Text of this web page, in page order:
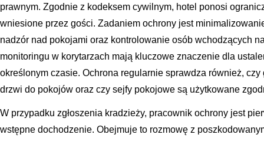
prawnym. Zgodnie z kodeksem cywilnym, hotel ponosi
wniesione przez gości. Zadaniem ochrony jest
nadzór nad pokojami oraz kontrolowanie osób wchodzących
monitoringu w korytarzach mają kluczowe znaczenie dla
określonym czasie. Ochrona regularnie sprawdza również,
drzwi do pokojów oraz czy sejfy pokojowe są użytkowane
W przypadku zgłoszenia kradzieży, pracownik ochrony jest
wstępne dochodzenie. Obejmuje to rozmowę z